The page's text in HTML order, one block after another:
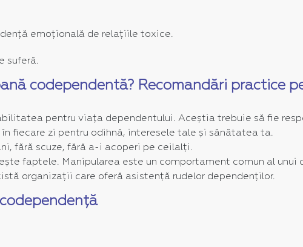
emoțională de relațiile toxice.
suferă.
codependentă? Recomandări practice
pentru viața dependentului. Aceștia trebuie să fie
fiecare zi pentru odihnă, interesele tale și sănătatea ta.
fără scuze, fără a-i acoperi pe ceilalți.
faptele. Manipularea este un comportament comun al unui
organizații care oferă asistență rudelor dependenților.